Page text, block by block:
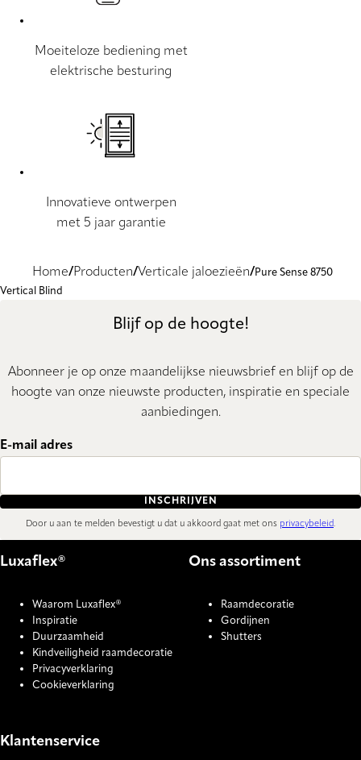
Moeiteloze bediening met
elektrische besturing
Innovatieve ontwerpen
met 5 jaar garantie
Home Producten Verticale jaloezieën
Pure Sense 8750
Vertical Blind
Blijf op de hoogte!
Abonneer je op onze maandelijkse nieuwsbrief en blijf op de
hoogte van onze nieuwste producten, inspiratie en speciale
aanbiedingen.
E-mail adres
INSCHRIJVEN
Door u aan te melden bevestigt u dat u akkoord gaat met ons privacybeleid.
Luxaflex®
Waarom Luxaflex®
Inspiratie
Duurzaamheid
Kindveiligheid raamdecoratie
Privacyverklaring
Cookieverklaring
Ons assortiment
Raamdecoratie
Gordijnen
Shutters
Klantenservice